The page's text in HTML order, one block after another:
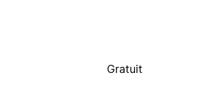
Gratuit